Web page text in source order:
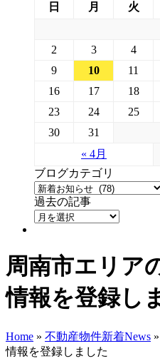
日 月 火
« 4月
2
3 4
9
10 11
16
17 18
23
24 25
30
31
ブログカテゴリ
過去の記事
周南市エリア
情報を登録し
Home » 不動産物件新着News »
情報を登録しました